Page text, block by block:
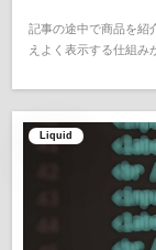
記事の途中で商品を紹
えよく表示する仕組み
Liquid